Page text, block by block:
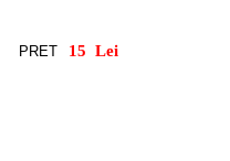
PRET